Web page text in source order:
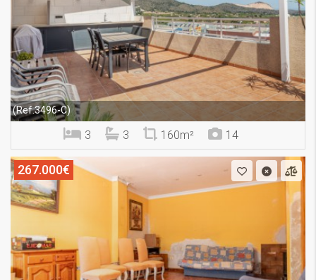
(Ref.3496-C)
3 3 160m² 14
267.000€